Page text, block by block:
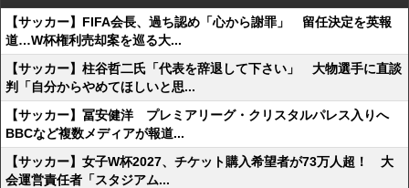
【サッカー】FIFA会長、過ち認め「心から謝罪」 留任決定を英報
道…W杯権利売却案を巡る大...
【サッカー】柱谷哲二氏「代表を辞退して下さい」 大物選手に直談
判「自分からやめてほしいと思...
【サッカー】冨安健洋 プレミアリーグ・クリスタルパレス入りへ
BBCなど複数メディアが報道...
【サッカー】女子W杯2027、チケット購入希望者が73万人超！ 大
会運営責任者「スタジアム...